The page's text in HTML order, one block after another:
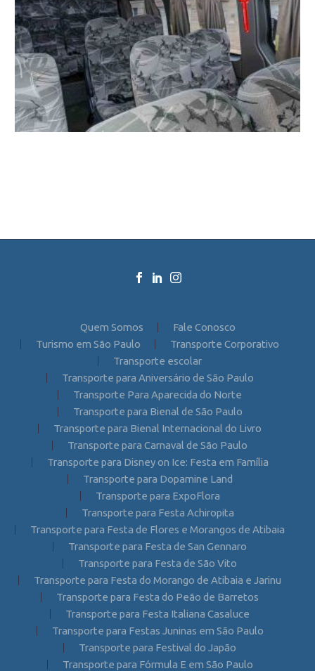
Quem Somos
Fale Conosco
Turismo em São Paulo
Transporte Corporativo
Transporte escolar
Transporte para Aniversário de São Paulo
Transporte Para Aparecida do Norte
Transporte para Bienal de São Paulo
Transporte para Bienal Internacional do Livro
Transporte para Carnaval de São Paulo
Transporte para Disney on Ice: Festa em Família
Transporte para Dopamine Land
Transporte para ExpoFlora
Transporte para Festa Achiropita
Transporte para Festa de Flores e Morangos de Atibaia
Transporte para Festa de San Gennaro
Transporte para Festa de São Vito
Transporte para Festa do Morango de Atibaia e Jarinu
Transporte para Festa do Peão de Barretos
Transporte para Festa Italiana Casaluce
Transporte para Festas Juninas em São Paulo
Transporte para Festival do Japão
Transporte para Fórmula E em São Paulo